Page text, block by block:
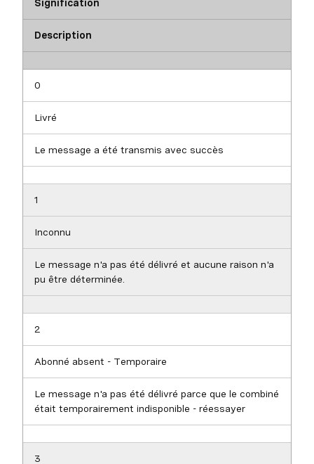
Signification
Description
0
Livré
Le message a été transmis avec succès
1
Inconnu
Le message n'a pas été délivré et aucune raison n'a
pu être déterminée.
2
Abonné absent - Temporaire
Le message n'a pas été délivré parce que le combiné
était temporairement indisponible - réessayer
3